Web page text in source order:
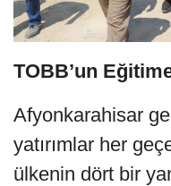
TOBB’un
Afyonkarahisar
yatırımlar her
ülkenin dört bir